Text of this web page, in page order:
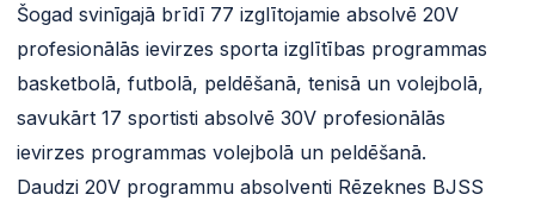
Šogad svinīgajā brīdī 77 izglītojamie absolvē 20V
profesionālās ievirzes sporta izglītības programmas
basketbolā, futbolā, peldēšanā, tenisā un volejbolā,
savukārt 17 sportisti absolvē 30V profesionālās
ievirzes programmas volejbolā un peldēšanā.
Daudzi 20V programmu absolventi Rēzeknes BJSS